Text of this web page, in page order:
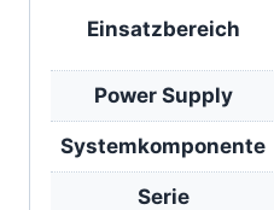
Einsatzbereich
Power Supply
Systemkomponente
Serie